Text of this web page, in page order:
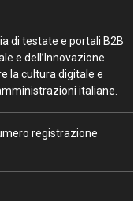
di testate e portali B2B
e dell’Innovazione
la cultura digitale e
italiane.
registrazione